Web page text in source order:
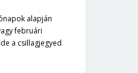
alapján
februári
a csillagjegyed